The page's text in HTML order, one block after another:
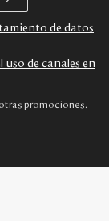
de datos
de canales en
promociones.